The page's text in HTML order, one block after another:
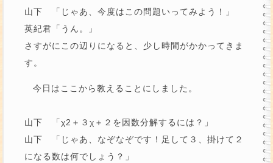
山下 「じゃあ、今度はこの問題いってみよう！」
英紀君「うん。」
さすがにこの辺りになると、少し時間がかかってきま
す。
今日はここから教えることにしました。
山下 「χ2＋３χ＋２を因数分解するには？」
山下 「じゃあ、なぞなぞです！足して３、掛けて２
になる数は何でしょう？」